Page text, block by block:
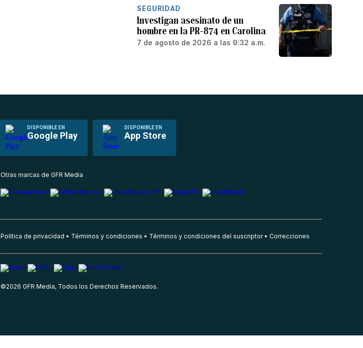
SEGURIDAD
Investigan asesinato de un
hombre en la PR-874 en Carolina
7 de agosto de 2026 a las 9:32 a.m.
DISPONIBLE EN
Google Play
DISPONIBLE EN
App Store
Otras marcas de GFR Media
Política de privacidad Términos y condiciones Términos y condiciones del suscriptor Correcciones
©2026 GFR Media, Todos los Derechos Reservados.